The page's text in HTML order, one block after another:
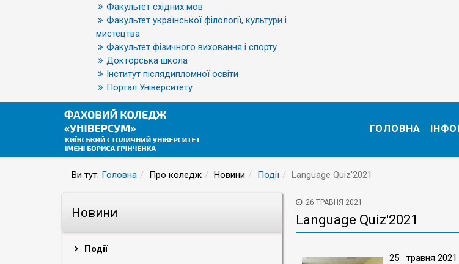
Факультет східних мов
Факультет української філології, культури і
мистецтва
Факультет фізичного виховання і спорту
Докторська школа
Інститут післядипломної освіти
Портал Університету
ГОЛОВНА
Ви тут: Головна Про коледж Новини Події Language Quiz'2021
Новини
Події
26 ТРАВНЯ 2021
Language Quiz'2021
25 травня 2021